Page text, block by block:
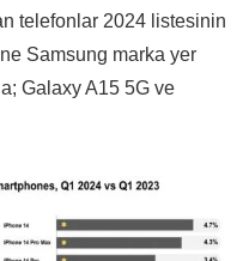
telefonlar 2024 listesinin
Samsung marka yer
Galaxy A15 5G ve